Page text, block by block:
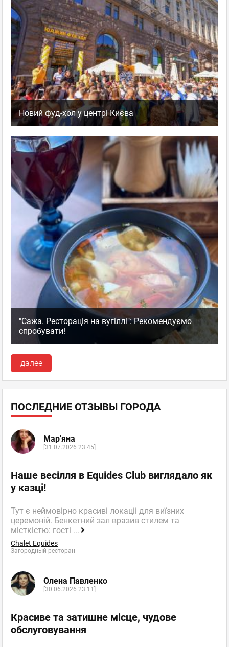
Новий фуд-хол у центрі Києва
"Сажа. Ресторація на вугіллі": Рекомендуємо
спробувати!
далее
ПОСЛЕДНИЕ ОТЗЫВЫ ГОРОДА
Мар'яна
[31.07.2026 23:45]
Наше весілля в Equides Club виглядало як
у казці!
Тут є неймовірно красиві локаціі для виїзних
церемоній. Бенкетний зал вразив стилем та
місткістю: гості ...
Chalet Equides
Загородный ресторан
Олена Павленко
[30.06.2026 23:11]
Красиве та затишне місце, чудове
обслуговування